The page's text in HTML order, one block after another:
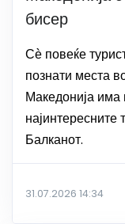
бисер
Сѐ повеќе
познати места
Македонија има
најинтересните
Балканот.
31.07.2026 14:34